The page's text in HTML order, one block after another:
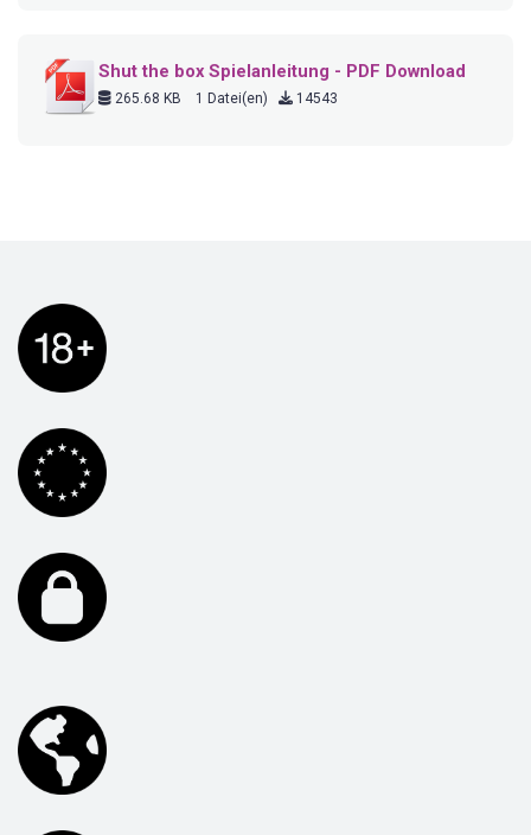
Shut the box Spielanleitung - PDF Download
265.68 KB 1 Datei(en) 14543